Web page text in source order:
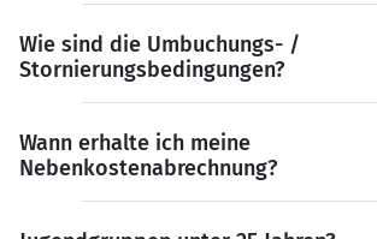
Wie sind die Umbuchungs- /
Stornierungsbedingungen?
Wann erhalte ich meine
Nebenkostenabrechnung?